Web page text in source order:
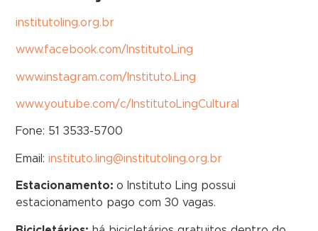
institutoling.org.br
www.facebook.com/InstitutoLing
www.instagram.com/Instituto.Ling
www.youtube.com/c/InstitutoLingCultural
Fone: 51 3533-5700
Email:instituto.ling@institutoling.org.br
Estacionamento:o Instituto Ling possui
estacionamento pago com 30 vagas.